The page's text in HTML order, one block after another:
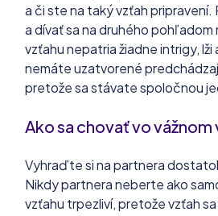
a či ste na taký vzťah pripravení.
a dívať sa na druhého
vzťahu nepatria žiadne intrigy,
nemáte uzatvorené
pretože sa stávate spoločnou
Ako sa chovať vo vážnom
Vyhraďte si na partnera
Nikdy partnera neberte ako
vzťahu trpezliví, pretože vzťah